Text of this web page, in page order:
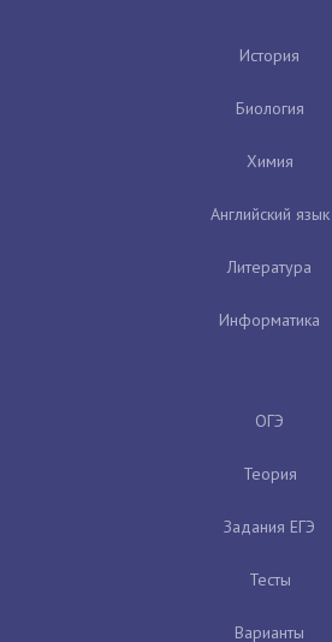
История
Биология
Химия
Английский язык
Литература
Информатика
ОГЭ
Теория
Задания ЕГЭ
Тесты
Варианты